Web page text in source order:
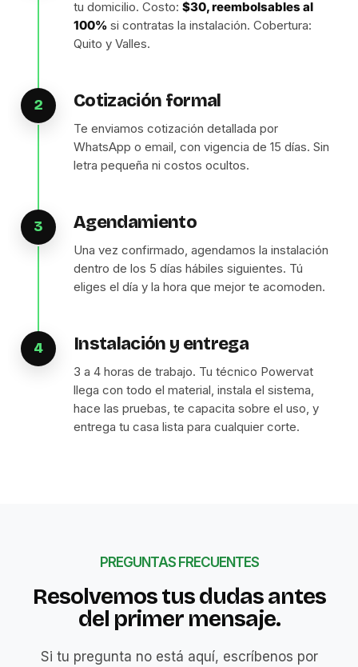
tu domicilio. Costo: $30, reembolsables al
100% si contratas la instalación. Cobertura:
Quito y Valles.
2 Cotización formal
Te enviamos cotización detallada por
WhatsApp o email, con vigencia de 15 días. Sin
letra pequeña ni costos ocultos.
3 Agendamiento
Una vez confirmado, agendamos la instalación
dentro de los 5 días hábiles siguientes. Tú
eliges el día y la hora que mejor te acomoden.
4 Instalación y entrega
3 a 4 horas de trabajo. Tu técnico Powervat
llega con todo el material, instala el sistema,
hace las pruebas, te capacita sobre el uso, y
entrega tu casa lista para cualquier corte.
PREGUNTAS FRECUENTES
Resolvemos tus dudas antes
del primer mensaje.
Si tu pregunta no está aquí, escríbenos por